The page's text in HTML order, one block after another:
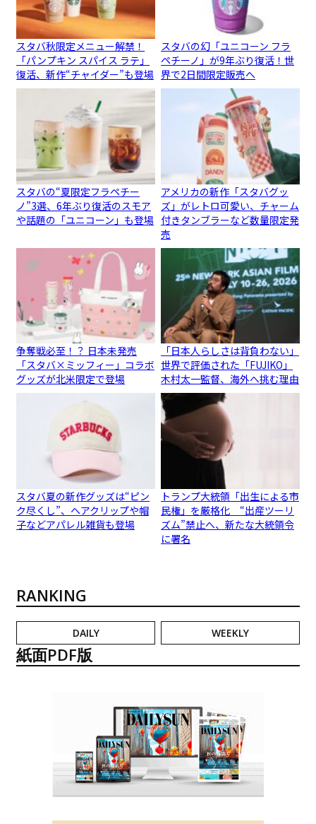
スタバ秋限定メニュー解禁！
「パンプキン スパイス ラテ」
復活、新作“チャイダー”も登場
スタバの幻「ユニコーン フラ
ペチーノ」が9年ぶり復活！世
界で2日間限定販売へ
スタバの“夏限定フラペチー
ノ”3選、6年ぶり復活のスモア
や話題の「ユニコーン」も登場
アメリカの新作「スタバグッ
ズ」がレトロ可愛い、チャーム
付きタンブラーなど数量限定発
売
争奪戦必至！？ 日本未発売
「スタバ×ミッフィー」コラボ
グッズが北米限定で登場
「日本人らしさは背負わない」
世界で評価された「FUJIKO」
木村太一監督、海外へ挑む理由
スタバ夏の新作グッズは“ピン
ク尽くし”、ヘアクリップや帽
子などアパレル雑貨も登場
トランプ大統領「出生による市
民権」を厳格化 “出産ツーリ
ズム”禁止へ、新たな大統領令
に署名
RANKING
DAILY WEEKLY
紙面PDF版